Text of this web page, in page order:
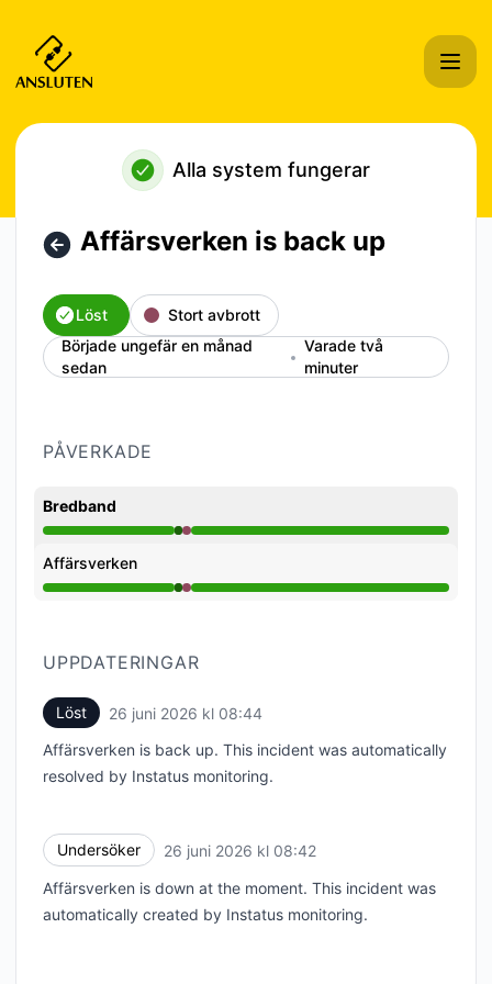
Alla system fungerar
Affärsverken is back up
Löst
Stort avbrott
Började ungefär en månad
sedan
Varade två
minuter
PÅVERKADE
Bredband
I drift från 8:42 AM till 8:42 AM, Stort avbrott från
Affärsverken
I drift från 8:42 AM till 8:42 AM, Stort avbrott från
UPPDATERINGAR
Löst 26 juni 2026 kl 08:44
Affärsverken is back up. This incident was automatically
resolved by Instatus monitoring.
Undersöker 26 juni 2026 kl 08:42
Affärsverken is down at the moment. This incident was
automatically created by Instatus monitoring.